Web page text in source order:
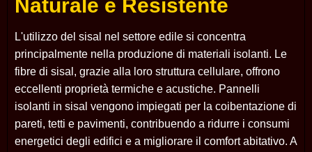
Naturale e Resistente
L'utilizzo del sisal nel settore edile si concentra
principalmente nella produzione di materiali isolanti. Le
fibre di sisal, grazie alla loro struttura cellulare, offrono
eccellenti proprietà termiche e acustiche. Pannelli
isolanti in sisal vengono impiegati per la coibentazione di
pareti, tetti e pavimenti, contribuendo a ridurre i consumi
energetici degli edifici e a migliorare il comfort abitativo. A